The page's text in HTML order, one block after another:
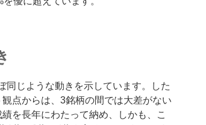
同じような動きを示しています。した
点からは、3銘柄の間では大差がない
を長年にわたって納め、しかも、こ